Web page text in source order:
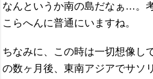
なんというか南の島だなぁ…。
こらへんに普通にいますね。
ちなみに、この時は一切想像し
の数ヶ月後、東南アジアでサソ